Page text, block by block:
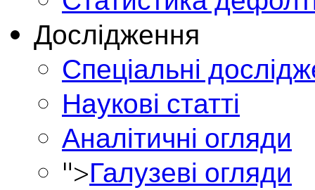
Дослідження
Спеціальні
Наукові статті
Аналітичні огляди
">Галузеві огляди